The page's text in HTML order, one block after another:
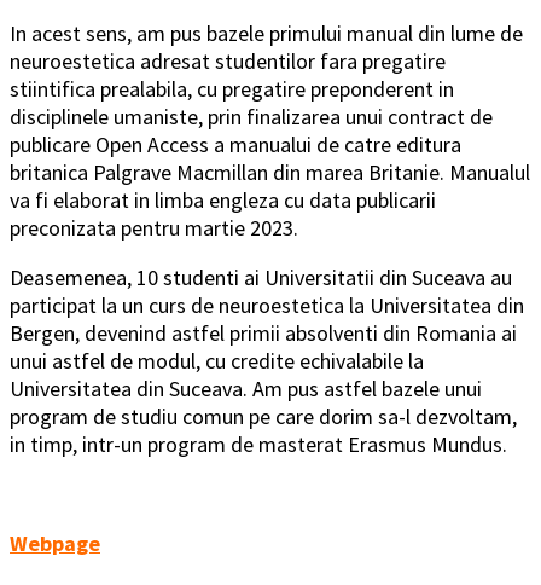
In acest sens, am pus bazele primului manual din lume de
neuroestetica adresat studentilor fara pregatire
stiintifica prealabila, cu pregatire preponderent in
disciplinele umaniste, prin finalizarea unui contract de
publicare Open Access a manualui de catre editura
britanica Palgrave Macmillan din marea Britanie. Manualul
va fi elaborat in limba engleza cu data publicarii
preconizata pentru martie 2023.
Deasemenea, 10 studenti ai Universitatii din Suceava au
participat la un curs de neuroestetica la Universitatea din
Bergen, devenind astfel primii absolventi din Romania ai
unui astfel de modul, cu credite echivalabile la
Universitatea din Suceava. Am pus astfel bazele unui
program de studiu comun pe care dorim sa-l dezvoltam,
in timp, intr-un program de masterat Erasmus Mundus.
Webpage